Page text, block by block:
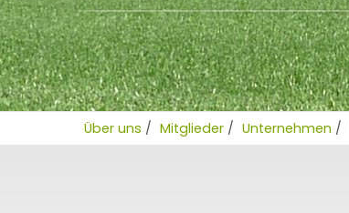
Über uns / Mitglieder / Unternehmen /